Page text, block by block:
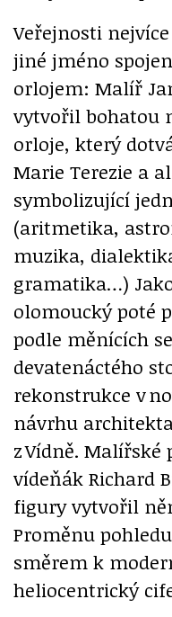
Veřejnosti
jiné jméno
orlojem: Malíř
vytvořil bohatou
orloje, který
Marie Terezie a
symbolizující
(aritmetika,
muzika,
gramatika…)
olomoucký poté
podle měnících
devatenáctého
rekonstrukce v
návrhu
z Vídně. Malířské
vídeňák Richard
figury vytvořil
Proměnu
směrem k
heliocentrický